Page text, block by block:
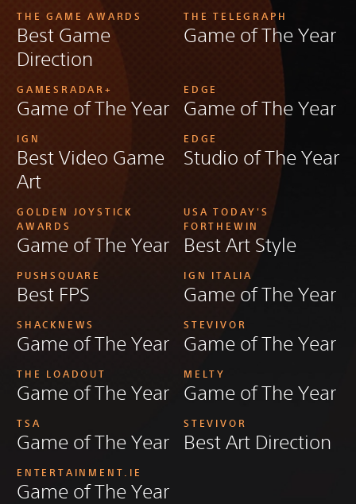
THE GAME AWARDS
Best Game
Direction
THE TELEGRAPH
Game of The Year
GAMESRADAR+
Game of The Year
EDGE
Game of The Year
IGN
Best Video Game
Art
EDGE
Studio of The Year
GOLDEN JOYSTICK
AWARDS
Game of The Year
USA TODAY'S
FORTHEWIN
Best Art Style
PUSHSQUARE
Best FPS
IGN ITALIA
Game of The Year
SHACKNEWS
Game of The Year
STEVIVOR
Game of The Year
THE LOADOUT
Game of The Year
MELTY
Game of The Year
TSA
Game of The Year
STEVIVOR
Best Art Direction
ENTERTAINMENT.IE
Game of The Year